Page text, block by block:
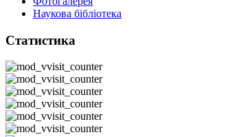
Наукова бібліотека
Статистика